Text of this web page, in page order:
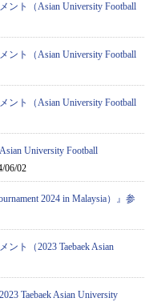
ント（Asian University Football
ント（Asian University Football
ント（Asian University Football
University Football
06/02
2024 in Malaysia）』参
ト（2023 Taebaek Asian
Taebaek Asian University